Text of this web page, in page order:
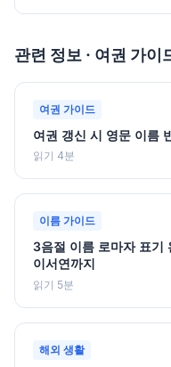
관련 정보 · 여권 가이
여권 가이드
여권 갱신 시 영문 이름
읽기 4분
이름 가이드
3음절 이름 로마자 표기
이서연까지
읽기 5분
해외 생활